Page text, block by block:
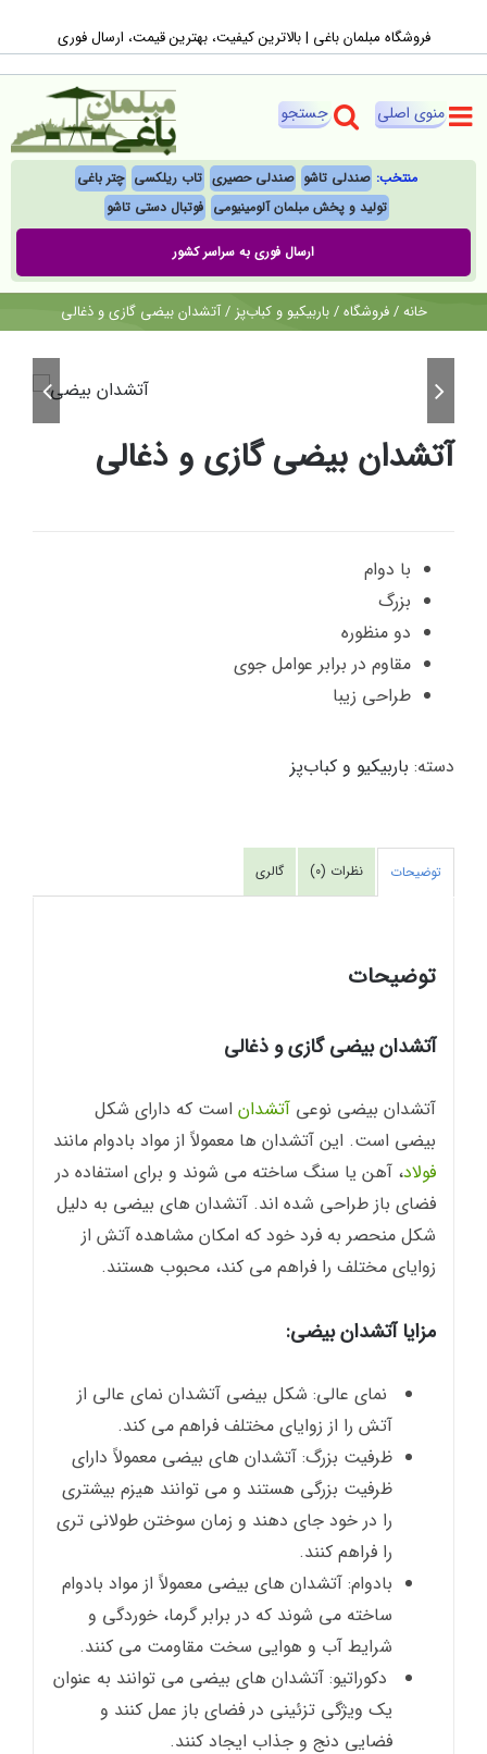
to
content
فروشگاه مبلمان باغی |‌ بالاترین کیفیت، بهترین قیمت، ارسال فوری
منتخب: صندلی تاشو صندلی حصیری تاب ریلکسی چتر باغی
تولید و پخش مبلمان آلومینیومی فوتبال‌ دستی تاشو
ارسال فوری به سراسر کشور
خانه/فروشگاه/باربیکیو و کباب‌پز /آتشدان بیضی گازی و ذغالی
 
آتشدان بیضی گازی و ذغالی
با دوام
بزرگ
دو منظوره
مقاوم در برابر عوامل جوی
طراحی زیبا
دسته: باربیکیو و کباب‌پز
توضیحات نظرات (0) گالری
توضیحات
آتشدان بیضی گازی و ذغالی
آتشدان بیضی نوعی آتشداناست که دارای شکل
بیضی است. این آتشدان ها معمولاً از مواد بادوام مانند
فولاد، آهن یا سنگ ساخته می شوند و برای استفاده در
فضای باز طراحی شده اند. آتشدان های بیضی به دلیل
شکل منحصر به فرد خود که امکان مشاهده آتش از
زوایای مختلف را فراهم می کند، محبوب هستند.
مزایا آتشدان بیضی:
نمای عالی: شکل بیضی آتشدان نمای عالی از
آتش را از زوایای مختلف فراهم می کند.
ظرفیت بزرگ: آتشدان های بیضی معمولاً دارای
ظرفیت بزرگی هستند و می توانند هیزم بیشتری
را در خود جای دهند و زمان سوختن طولانی تری
را فراهم کنند.
بادوام: آتشدان های بیضی معمولاً از مواد بادوام
ساخته می شوند که در برابر گرما، خوردگی و
شرایط آب و هوایی سخت مقاومت می کنند.
دکوراتیو: آتشدان های بیضی می توانند به عنوان
یک ویژگی تزئینی در فضای باز عمل کنند و
فضایی دنج و جذاب ایجاد کنند.